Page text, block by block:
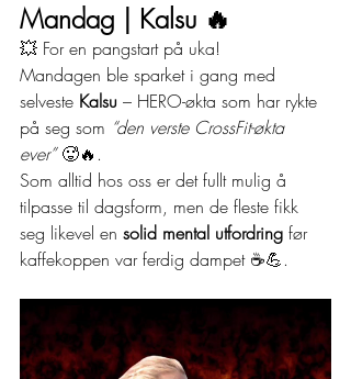
Mandag | Kalsu 🔥
💥 For en pangstart på uka!
Mandagen ble sparket i gang med
selveste Kalsu – HERO-økta som har rykte
på seg som “den verste CrossFit-økta
ever” 🥵🔥.
Som alltid hos oss er det fullt mulig å
tilpasse til dagsform, men de fleste fikk
seg likevel en solid mental utfordring før
kaffekoppen var ferdig dampet ☕💪.